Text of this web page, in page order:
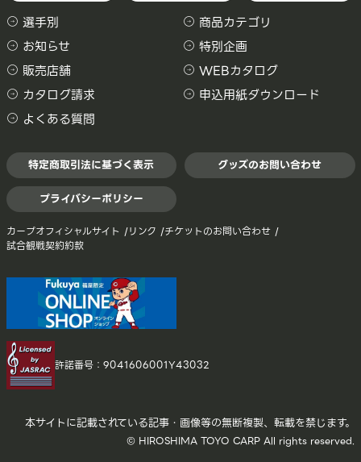
選手別
商品カテゴリ
お知らせ
特別企画
販売店舗
WEBカタログ
カタログ請求
申込用紙ダウンロード
よくある質問
特定商取引法に基づく表示
グッズのお問い合わせ
プライバシーポリシー
カープオフィシャルサイト リンク チケットのお問い合わせ
試合観戦契約約款
許諾番号：9041606001Y43032
本サイトに記載されている記事・画像等の無断複製、転載を禁じます。
© HIROSHIMA TOYO CARP All rights reserved.